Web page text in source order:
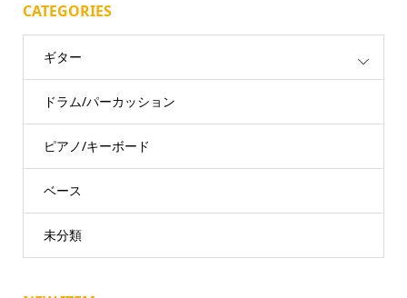
CATEGORIES
ギター
ドラム/パーカッション
ピアノ/キーボード
ベース
未分類